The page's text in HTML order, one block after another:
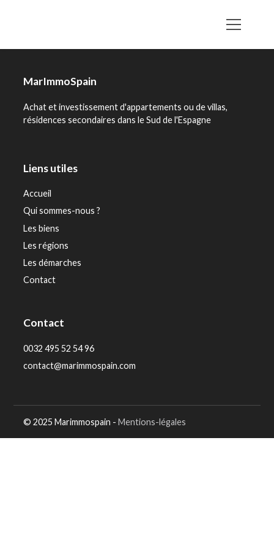
MarImmoSpain
Achat et investissement d'appartements ou de villas,
résidences secondaires dans le Sud de l'Espagne
Liens utiles
Accueil
Qui sommes-nous ?
Les biens
Les régions
Les démarches
Contact
Contact
0032 495 52 54 96
contact@marimmospain.com
© 2025 Marimmospain - Mentions-légales